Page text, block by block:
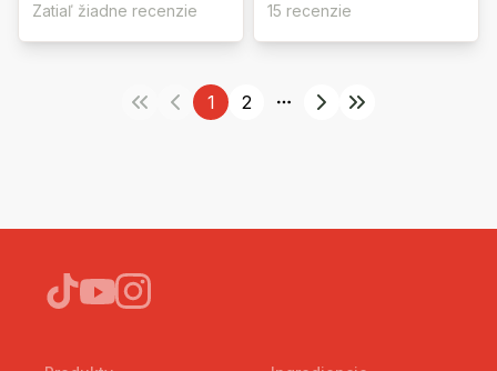
Zatiaľ žiadne recenzie 15 recenzie
1 2
More pages